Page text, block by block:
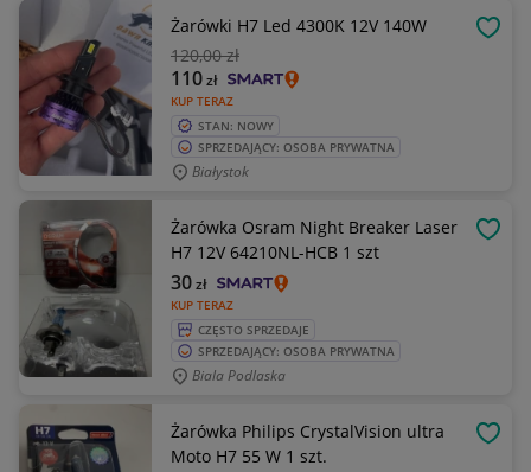
Żarówki H7 Led 4300K 12V 140W
120,00 zł
KUP TERAZ
110zł
STAN: NOWY
SPRZEDAJĄCY: OSOBA PRYWATNA
Białystok
Żarówka Osram Night Breaker Laser
H7 12V 64210NL-HCB 1 szt
KUP TERAZ
30zł
CZĘSTO SPRZEDAJE
SPRZEDAJĄCY: OSOBA PRYWATNA
Biala Podlaska
Żarówka Philips CrystalVision ultra
Moto H7 55 W 1 szt.